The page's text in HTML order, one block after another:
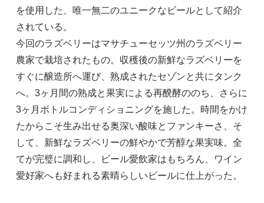
を使用した、唯一無二のユニークなビールとして紹介
されている。
今回のラズベリーはマサチューセッツ州のラズベリー
農家で栽培されたもの。収穫後の新鮮なラズベリーを
すぐに醸造所へ運び、熟成されたセゾンと共にタンク
へ。3ヶ月間の熟成と果実による再醗酵ののち、さらに
3ヶ月ボトルコンディショニングを施した。時間をかけ
たからこそ生み出せる奥深い酸味とファンキーさ、そ
して、新鮮なラズベリーの鮮やかで芳醇な果実味。全
てが完璧に調和し、ビール愛飲家はもちろん、ワイン
愛好家へも好まれる素晴らしいビールに仕上がった。